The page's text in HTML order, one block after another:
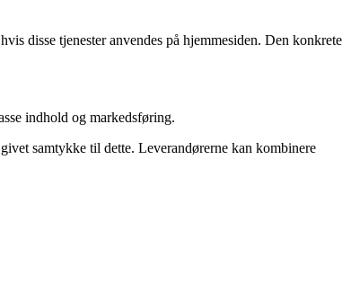
disse tjenester anvendes på hjemmesiden. Den konkrete
indhold og markedsføring.
samtykke til dette. Leverandørerne kan kombinere